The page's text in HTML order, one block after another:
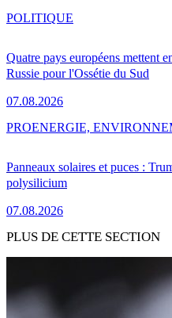
Quatre pays européens mettent
Russie pour l'Ossétie du Sud
07.08.2026
POLITIQUE
Panneaux solaires et puces :
polysilicium
07.08.2026
PROENERGIE,
PLUS DE CETTE SECTION